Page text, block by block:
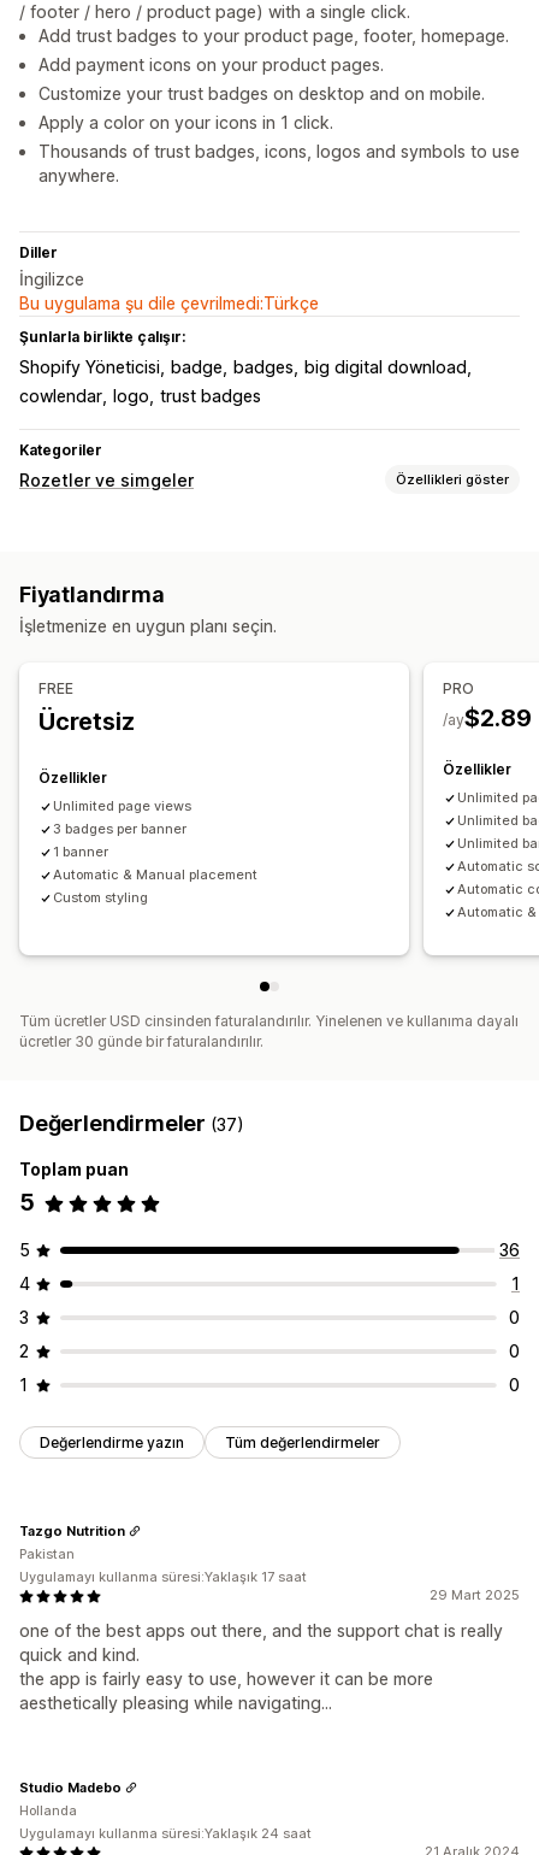
/ footer / hero / product page) with a single click.
Add trust badges to your product page, footer, homepage.
Add payment icons on your product pages.
Customize your trust badges on desktop and on mobile.
Apply a color on your icons in 1 click.
Thousands of trust badges, icons, logos and symbols to use
anywhere.
Diller
İngilizce
Bu uygulama şu dile çevrilmedi:Türkçe
Şunlarla birlikte çalışır:
Shopify Yöneticisi badge badges
big digital download
cowlendar
logo trust badges
Kategoriler
Rozetler ve simgeler Özellikleri göster
Güvenlik Kargo Sosyal medya
Yazı tipleri
Mobil duyarlı
Simge konumu
Manuel konum
Otomatik konum
Özel sayfalar
Koleksiyon sayfaları Altbilgi
Hero bölümü
Ana sayfa
Açılış sayfaları Arama sayfası
Fiyatlandırma
İşletmenize en uygun planı seçin.
FREE
Ücretsiz
Özellikler
Unlimited page views
3 badges per banner
1 banner
Automatic & Manual placement
Custom styling
PRO
$2.89
/ay
Özellikler
Unlimited
Unlimited
Unlimited
Automatic
Automatic
Automatic
Tüm ücretler USD cinsinden faturalandırılır. Yinelenen ve kullanıma dayalı
ücretler 30 günde bir faturalandırılır.
Değerlendirmeler (37)
Toplam puan
5
5
36
4
1
3
0
2
0
1
0
Değerlendirme yazın Tüm değerlendirmeler
29 Mart 2025
one of the best apps out there, and the support chat is really
quick and kind.
the app is fairly easy to use, however it can be more
aesthetically pleasing while navigating...
Tazgo Nutrition
Pakistan
Uygulamayı kullanma süresi:Yaklaşık 17 saat
Studio Madebo
Hollanda
Uygulamayı kullanma süresi:Yaklaşık 24 saat